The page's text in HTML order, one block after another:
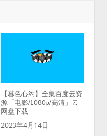
【暮色心约】全集百度云资
源「电影/1080p/高清」云
网盘下载
2023年4月14日